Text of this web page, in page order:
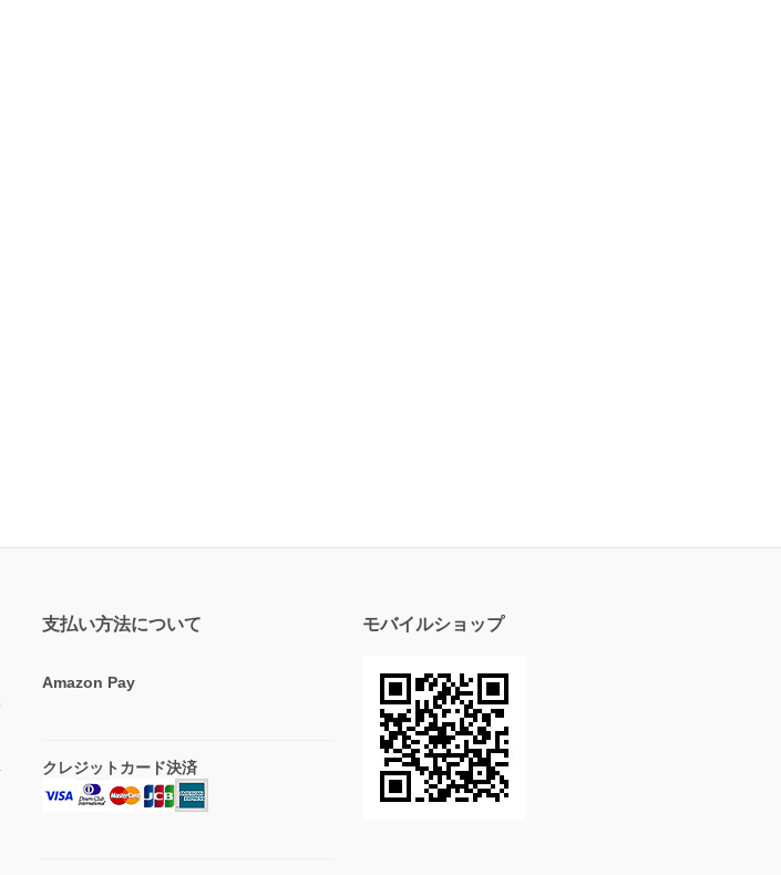
支払い方法について
Amazon Pay
クレジットカード決済
モバイルショップ